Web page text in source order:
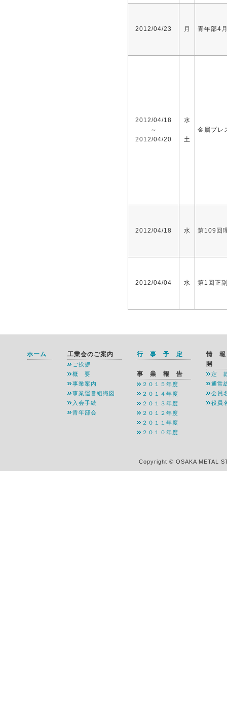
2012/04/23 月 青年部4
2012/04/18
～
2012/04/20
水
土
金属プレ
2012/04/18 水 第109回
2012/04/04 水 第1回正
ホーム 工業会のご案内
ご挨拶
概 要
事業案内
事業運営組織図
入会手続
青年部会
行 事 予 定
事 業 報 告
２０１５年度
２０１４年度
２０１３年度
２０１２年度
２０１１年度
２０１０年度
情
開
定
通常
会員
役員
Copyright © OSAKA METAL